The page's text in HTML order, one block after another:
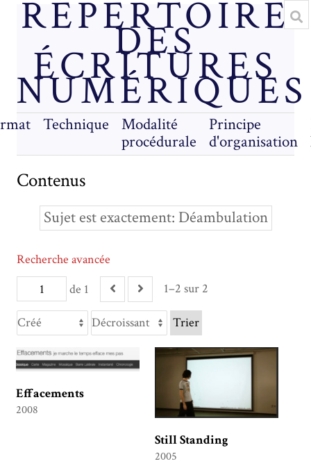
RÉPERTOIRE
DES
ÉCRITURES
NUMÉRIQUES
Technique
Modalité
procédurale
Principe
d'organisation
Contenus
Sujet est exactement Déambulation
de 1 1–2 sur 2
Recherche avancée
Trier
Effacements
2008
Still Standing
2005